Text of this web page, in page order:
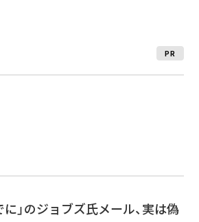
PR
」のジョブズ氏メール、実は偽